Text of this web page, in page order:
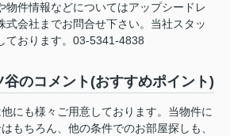
物件情報などについてはアップシードレ
式会社までお問合せ下さい。当社スタッ
ております。03-5341-4838
のコメント(おすすめポイント)
にも様々ご用意しております。当物件に
もちろん、他の条件でのお部屋探しも、